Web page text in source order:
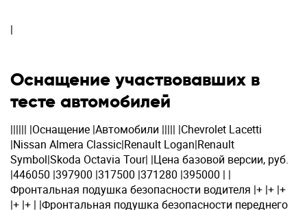
|
Оснащение участвовавших в
тесте автомобилей
|||||| |Оснащение |Автомобили ||||| |Chevrolet Lacetti
|Nissan Almera Classic|Renault Logan|Renault
Symbol|Skoda Octavia Tour| |Цена базовой версии, руб.
|446050 |397900 |317500 |371280 |395000 | |
Фронтальная подушка безопасности водителя |+ |+ |+
|+ |+ | |Фронтальная подушка безопасности переднего